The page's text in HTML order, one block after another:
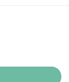
wishlist